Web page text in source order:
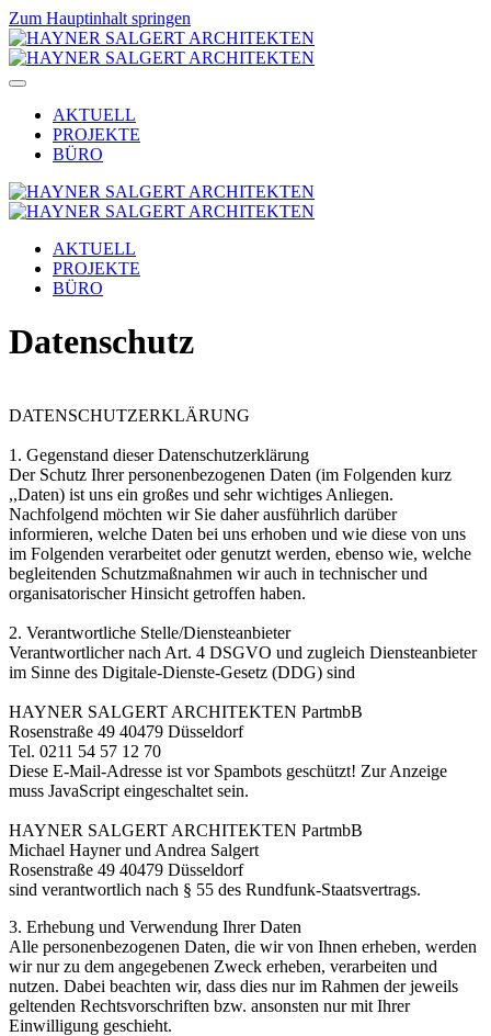
Zum Hauptinhalt springen
AKTUELL
PROJEKTE
BÜRO
AKTUELL
PROJEKTE
BÜRO
Datenschutz
DATENSCHUTZERKLÄRUNG
1. Gegenstand dieser Datenschutzerklärung
Der Schutz Ihrer personenbezogenen Daten (im Folgenden kurz
,,Daten) ist uns ein großes und sehr wichtiges Anliegen.
Nachfolgend möchten wir Sie daher ausführlich darüber
informieren, welche Daten bei uns erhoben und wie diese von uns
im Folgenden verarbeitet oder genutzt werden, ebenso wie, welche
begleitenden Schutzmaßnahmen wir auch in technischer und
organisatorischer Hinsicht getroffen haben.
2. Verantwortliche Stelle/Diensteanbieter
Verantwortlicher nach Art. 4 DSGVO und zugleich Diensteanbieter
im Sinne des Digitale-Dienste-Gesetz (DDG) sind
HAYNER SALGERT ARCHITEKTEN PartmbB
Rosenstraße 49 40479 Düsseldorf
Tel. 0211 54 57 12 70
Diese E-Mail-Adresse ist vor Spambots geschützt! Zur Anzeige
muss JavaScript eingeschaltet sein.
HAYNER SALGERT ARCHITEKTEN PartmbB
Michael Hayner und Andrea Salgert
Rosenstraße 49 40479 Düsseldorf
sind verantwortlich nach § 55 des Rundfunk-Staatsvertrags.
3. Erhebung und Verwendung Ihrer Daten
Alle personenbezogenen Daten, die wir von Ihnen erheben, werden
wir nur zu dem angegebenen Zweck erheben, verarbeiten und
nutzen. Dabei beachten wir, dass dies nur im Rahmen der jeweils
geltenden Rechtsvorschriften bzw. ansonsten nur mit Ihrer
Einwilligung geschieht.